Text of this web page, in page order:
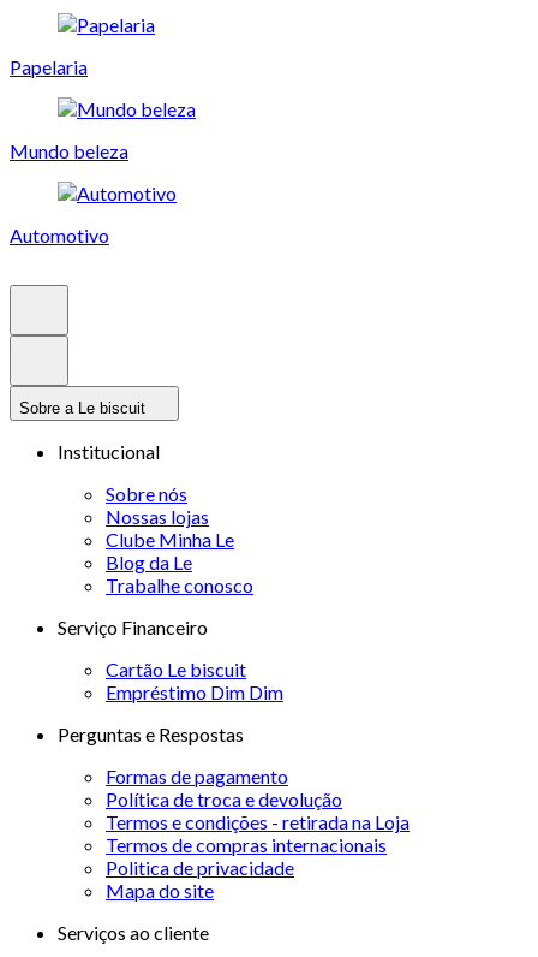
Papelaria
Mundo beleza
Automotivo
Sobre a Le biscuit
Institucional
Sobre nós
Nossas lojas
Clube Minha Le
Blog da Le
Trabalhe conosco
Serviço Financeiro
Cartão Le biscuit
Empréstimo Dim Dim
Perguntas e Respostas
Formas de pagamento
Política de troca e devolução
Termos e condições - retirada na Loja
Termos de compras internacionais
Politica de privacidade
Mapa do site
Serviços ao cliente